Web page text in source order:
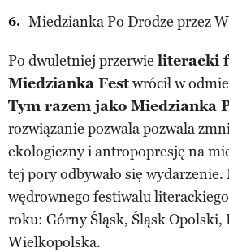
Miedzianka Po Drodze przez
Po dwuletniej przerwie literacki
Miedzianka Festwrócił w
Tym razem jako Miedzianka
rozwiązanie pozwala pozwala
ekologiczny i antropopresję na
tej pory odbywało się wydarzenie.
wędrownego festiwalu
roku: Górny Śląsk, Śląsk Opolski,
Wielkopolska.